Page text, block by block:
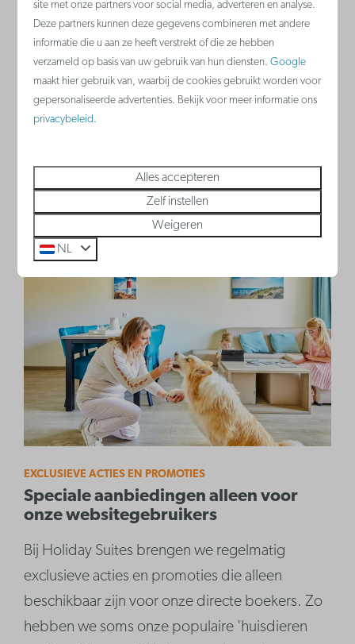
eerder beslist, bij een boeking van minimaal 90
dagen vooruit, ontvang je maar liefst 20%
korting. Onze vroegboekkorting biedt je de
kans om slim te plannen en tegelijkertijd te
besparen op je vakantie. Deze korting wordt
EXCLUSIEVE ACTIES EN PROMOTIES
Speciale aanbiedingen alleen voor
onze websitegebruikers
Bij Holiday Suites brengen we regelmatig
exclusieve acties en promoties die alleen
beschikbaar zijn voor onze directe boekers. Zo
hebben we soms onze populaire 'huisdieren
site met onze partners voor social media, adverteren en analyse.
Deze partners kunnen deze gegevens combineren met andere
informatie die u aan ze heeft verstrekt of die ze hebben
verzameld op basis van uw gebruik van hun diensten.Google
maakt hier gebruik van, waarbij de cookies gebruikt worden voor
gepersonaliseerde advertenties. Bekijk voor meer informatie ons
privacybeleid.
Alles accepteren
Zelf instellen
Weigeren
NL